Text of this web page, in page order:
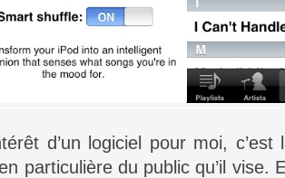
d’un logiciel pour moi,
particulière du public qu’il vise.